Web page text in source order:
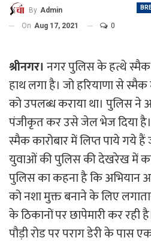
By Admin
On Aug 17, 2021 0
श्रीनगर। नगर पुलिस के हत्थे
हाथ लगा है। जो हरियाणा से
को उपलब्ध कराया था। पुलिस ने
पंजीकृत कर उसे जेल भेज दिया
स्मैक कारोबार में लिप्त पाये गये
युवाओं की पुलिस की देखरेख में
पुलिस का कहना है कि अभियान
को नशा मुक्त बनाने के लिए
के ठिकानों पर छापेमारी कर रही
पौड़ी रोड पर पराग डेरी के पास